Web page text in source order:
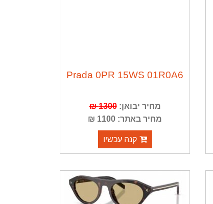
Prada 0PR 15WS 01R0A6
מחיר יבואן:1300 ₪
מחיר באתר: 1100 ₪
קנה עכשיו